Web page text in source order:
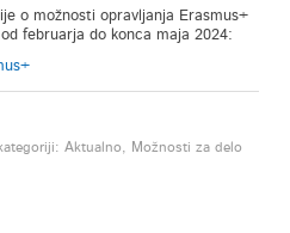
o možnosti opravljanja Erasmus+
februarja do konca maja 2024:
Aktualno, Možnosti za delo